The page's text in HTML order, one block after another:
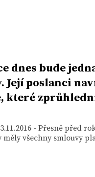
dnes bude
Její poslanci
které
- Přesně před
všechny smlouvy